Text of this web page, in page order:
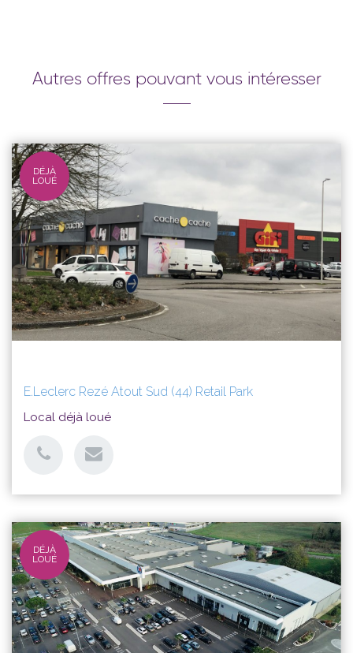
Autres offres pouvant vous intéresser
DÉJÀ
LOUÉ
E.Leclerc Rezé Atout Sud (44) Retail Park
Local déjà loué
DÉJÀ
LOUÉ